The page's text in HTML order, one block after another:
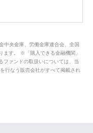
中央金庫、労働金庫連合会、全国
ます。 ※「購入できる金融機関」
ファンドの取扱いについては、当
行なう販売会社がすべて掲載され